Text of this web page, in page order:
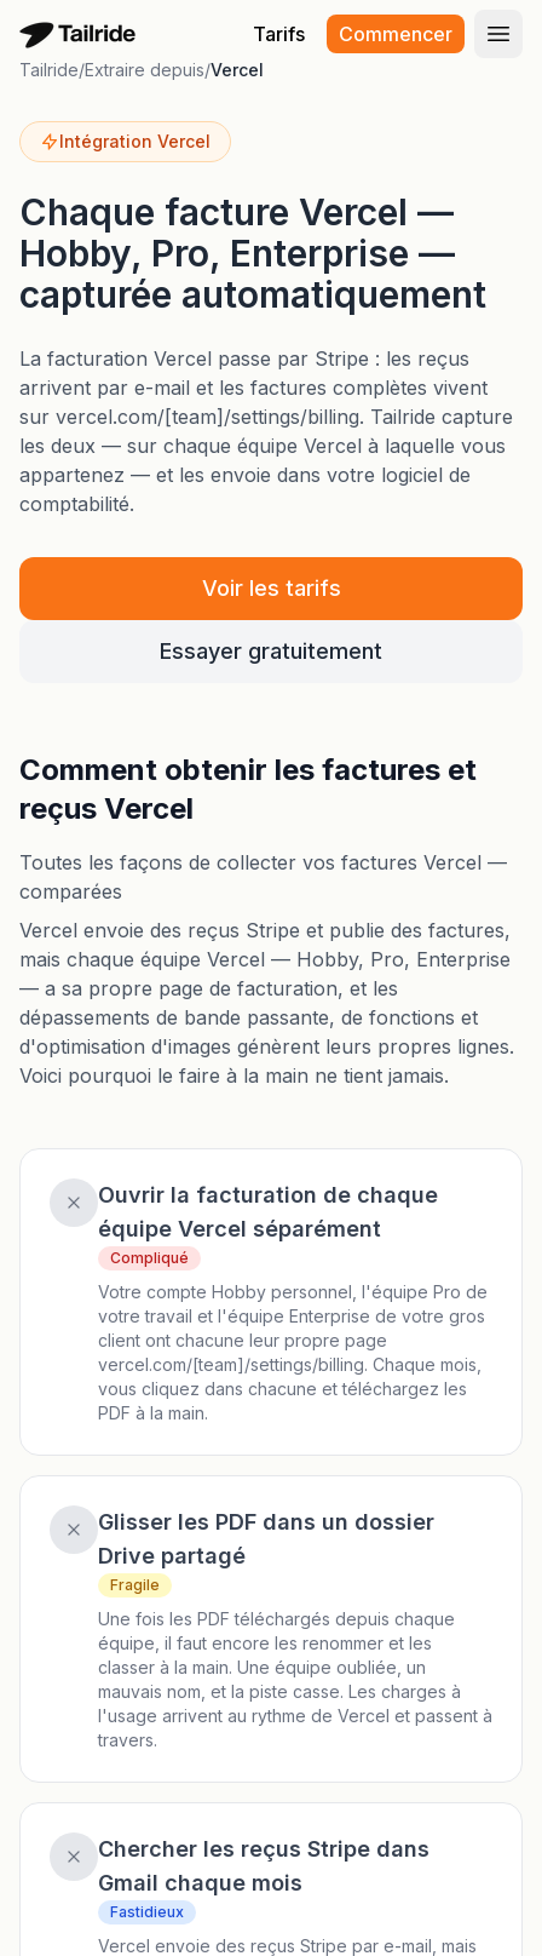
Tarifs Commencer
Tailride/Extraire depuis/Vercel
Intégration Vercel
Chaque facture Vercel —
Hobby, Pro, Enterprise —
capturée automatiquement
La facturation Vercel passe par Stripe : les reçus
arrivent par e-mail et les factures complètes vivent
sur vercel.com/[team]/settings/billing. Tailride capture
les deux — sur chaque équipe Vercel à laquelle vous
appartenez — et les envoie dans votre logiciel de
comptabilité.
Voir les tarifs
Essayer gratuitement
Comment obtenir les factures et
reçus Vercel
Toutes les façons de collecter vos factures Vercel —
comparées
Vercel envoie des reçus Stripe et publie des factures,
mais chaque équipe Vercel — Hobby, Pro, Enterprise
— a sa propre page de facturation, et les
dépassements de bande passante, de fonctions et
d'optimisation d'images génèrent leurs propres lignes.
Voici pourquoi le faire à la main ne tient jamais.
Ouvrir la facturation de chaque
équipe Vercel séparément
Compliqué
Votre compte Hobby personnel, l'équipe Pro de
votre travail et l'équipe Enterprise de votre gros
client ont chacune leur propre page
vercel.com/[team]/settings/billing. Chaque mois,
vous cliquez dans chacune et téléchargez les
PDF à la main.
Glisser les PDF dans un dossier
Drive partagé
Fragile
Une fois les PDF téléchargés depuis chaque
équipe, il faut encore les renommer et les
classer à la main. Une équipe oubliée, un
mauvais nom, et la piste casse. Les charges à
l'usage arrivent au rythme de Vercel et passent à
travers.
Chercher les reçus Stripe dans
Gmail chaque mois
Fastidieux
Vercel envoie des reçus Stripe par e-mail, mais